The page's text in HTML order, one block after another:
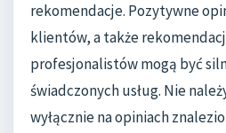
rekomendacje. Pozytywne
klientów, a także
profesjonalistów mogą być
świadczonych usług. Nie
wyłącznie na opiniach